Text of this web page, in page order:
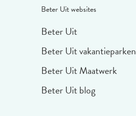
Beter Uit websites
Beter Uit
Beter Uit vakantieparken
Beter Uit Maatwerk
Beter Uit blog